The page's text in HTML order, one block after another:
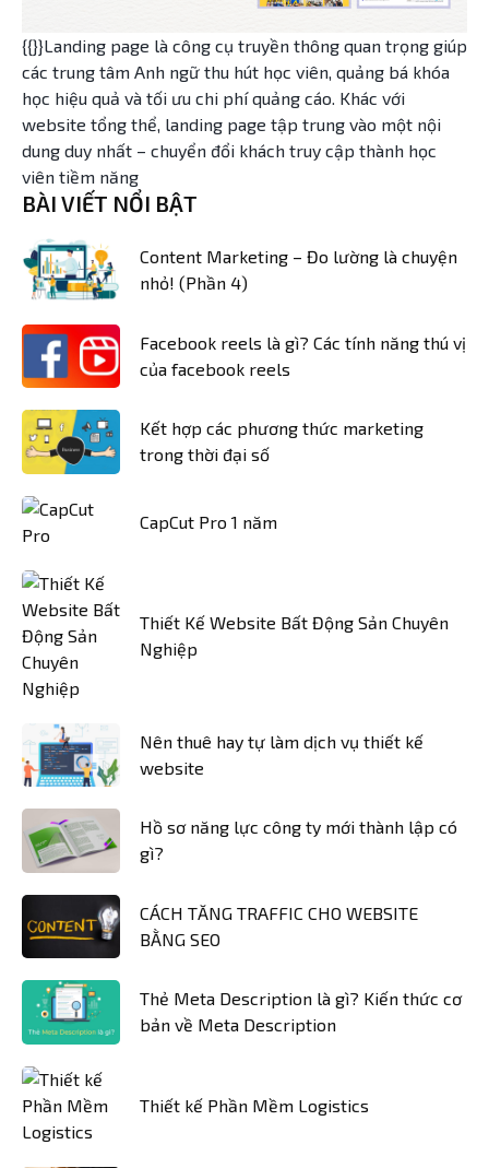
{{}}Landing page là công cụ truyền thông quan trọng giúp
các trung tâm Anh ngữ thu hút học viên, quảng bá khóa
học hiệu quả và tối ưu chi phí quảng cáo. Khác với
website tổng thể, landing page tập trung vào một nội
dung duy nhất – chuyển đổi khách truy cập thành học
viên tiềm năng
BÀI VIẾT NỔI BẬT
Content Marketing – Đo lường là chuyện
nhỏ! (Phần 4)
Facebook reels là gì? Các tính năng thú vị
của facebook reels
Kết hợp các phương thức marketing
trong thời đại số
CapCut Pro 1 năm
Thiết Kế Website Bất Động Sản Chuyên
Nghiệp
Nên thuê hay tự làm dịch vụ thiết kế
website
Hồ sơ năng lực công ty mới thành lập có
gì?
CÁCH TĂNG TRAFFIC CHO WEBSITE
BẰNG SEO
Thẻ Meta Description là gì? Kiến thức cơ
bản về Meta Description
Thiết kế Phần Mềm Logistics